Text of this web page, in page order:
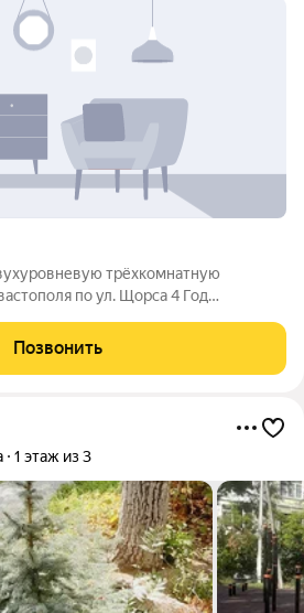
трёхкомнатную
по ул. Щорса 4 Год
Высота потолка: 3,1 м
Позвонить
1 этаж из 3